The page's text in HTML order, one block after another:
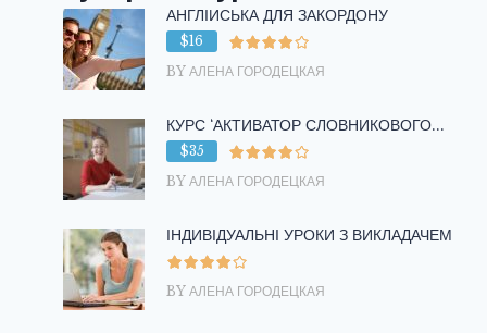
АНГЛІЙСЬКА ДЛЯ ЗАКОРДОНУ
$16
BY АЛЕНА ГОРОДЕЦКАЯ
КУРС ‘АКТИВАТОР СЛОВНИКОВОГО...
$35
BY АЛЕНА ГОРОДЕЦКАЯ
ІНДИВІДУАЛЬНІ УРОКИ З ВИКЛАДАЧЕМ
BY АЛЕНА ГОРОДЕЦКАЯ